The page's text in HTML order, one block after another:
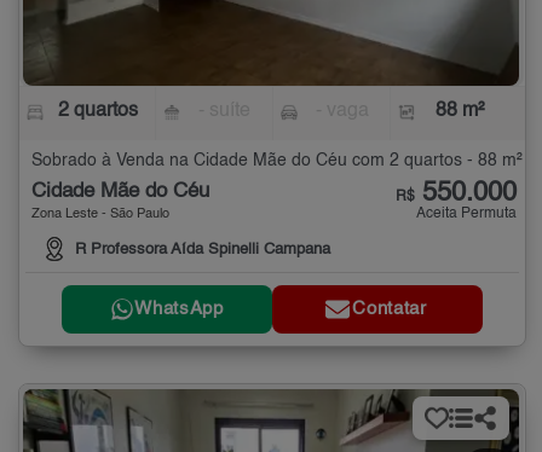
2 quartos 88 m²
Sobrado à Venda na Cidade Mãe do Céu com 2 quartos - 88 m²
Cidade Mãe do Céu
Zona Leste - São Paulo
R Professora Aída Spinelli Campana
R$ 550.000
Aceita Permuta
WhatsApp Contatar